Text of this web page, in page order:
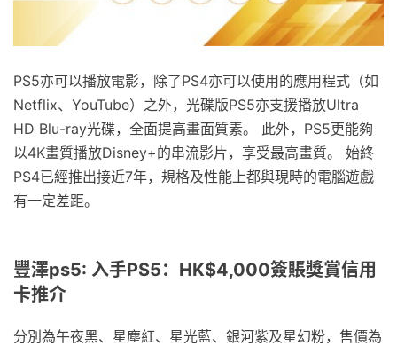
PS5亦可以播放電影，除了PS4亦可以使用的應用程式（如
Netflix、YouTube）之外，光碟版PS5亦支援播放Ultra
HD Blu-ray光碟，全面提高畫面質素。 此外，PS5更能夠
以4K畫質播放Disney+的串流影片，享受最高畫質。 始終
PS4已經推出接近7年，規格及性能上都與現時的電腦遊戲
有一定差距。
豐澤ps5: 入手PS5：HK$4,000簽賬獎賞信用
卡推介
分別為午夜黑、星塵紅、星光藍、銀河紫及星幻粉，售價為